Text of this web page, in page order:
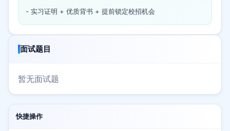
- 实习证明 + 优质背书 + 提前锁定校招机会
面试题目
暂无面试题
快捷操作